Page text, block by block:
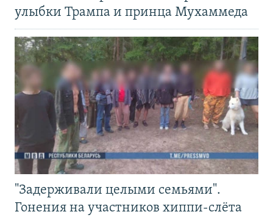
улыбки Трампа и принца Мухаммеда
"Задерживали целыми семьями".
Гонения на участников хиппи-слёта